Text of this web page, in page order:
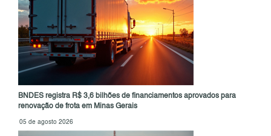
BNDES registra R$ 3,6 bilhões de financiamentos aprovados para
renovação de frota em Minas Gerais
05 de agosto 2026